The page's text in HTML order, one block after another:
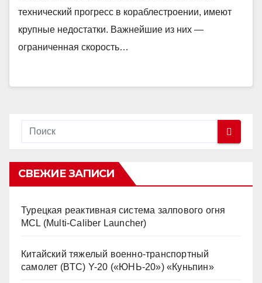
технический прогресс в кораблестроении, имеют
крупные недостатки. Важнейшие из них —
ограниченная скорость…
СВЕЖИЕ ЗАПИСИ
Турецкая реактивная система залпового огня
MCL (Multi-Caliber Launcher)
Китайский тяжелый военно-транспортный
самолет (BTC) Y-20 («ЮНЬ-20») «Куньпин»